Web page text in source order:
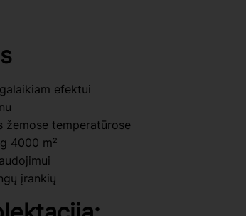
efektui
žemose temperatūrose
4000 m²
įrankių